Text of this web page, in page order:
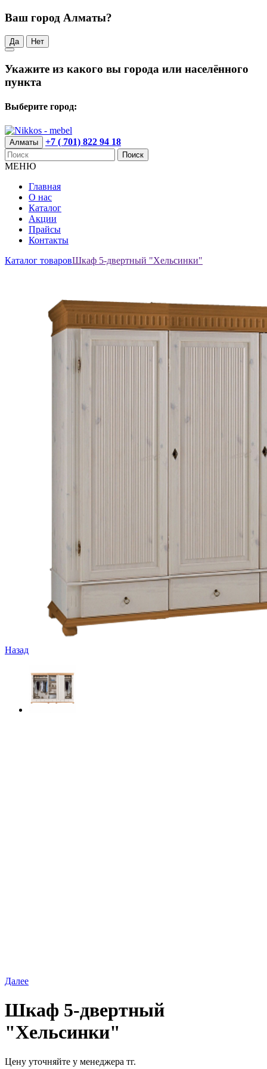
Ваш город Алматы?
Да Нет
Укажите из какого вы города или населённого
пункта
Выберите город:
Алматы +7 ( 701) 822 94 18
Поиск
МЕНЮ
Главная
О нас
Каталог
Акции
Прайсы
Контакты
Каталог товаровШкаф 5-двертный "Хельсинки"
Назад
Далее
Шкаф 5-двертный
"Хельсинки"
Цену уточняйте у менеджера тг.